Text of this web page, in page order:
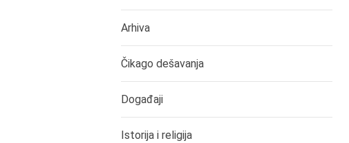
Arhiva
Čikago dešavanja
Događaji
Istorija i religija